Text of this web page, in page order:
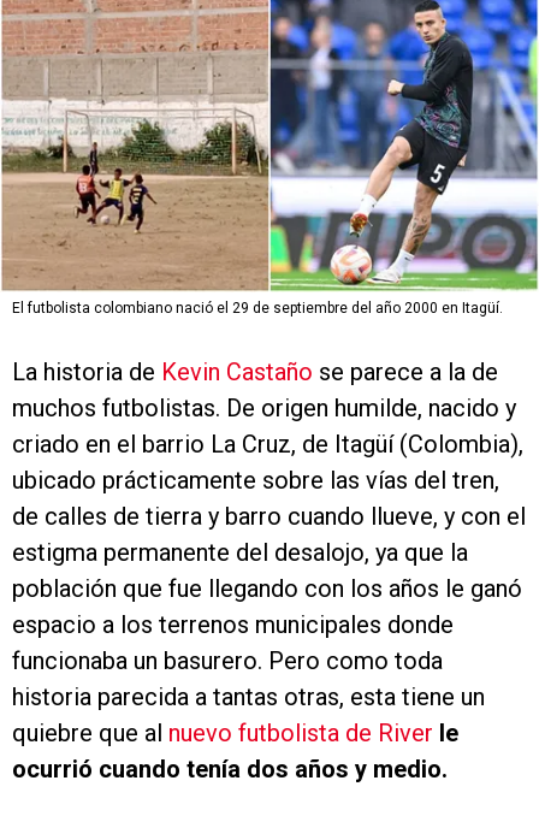
El futbolista colombiano nació el 29 de septiembre del año 2000 en Itagüí.
La historia de Kevin Castaño se parece a la de
muchos futbolistas. De origen humilde, nacido y
criado en el barrio La Cruz, de Itagüí (Colombia),
ubicado prácticamente sobre las vías del tren,
de calles de tierra y barro cuando llueve, y con el
estigma permanente del desalojo, ya que la
población que fue llegando con los años le ganó
espacio a los terrenos municipales donde
funcionaba un basurero. Pero como toda
historia parecida a tantas otras, esta tiene un
quiebre que al nuevo futbolista de River le
ocurrió cuando tenía dos años y medio.